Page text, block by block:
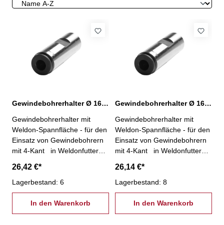
Gewindebohrerhalter Ø 16 / 3,5 mm
Gewindebohrerhalter mit
Weldon-Spannfläche - für den
Einsatz von Gewindebohrern
mit 4-Kant in Weldonfuttern -
16 mm d: 3,5 mm Vierkant:
2,7 mm
26,42 €*
Lagerbestand: 6
In den Warenkorb
Gewindebohrerhalter Ø 16 / 4,0 mm
Gewindebohrerhalter mit
Weldon-Spannfläche - für den
Einsatz von Gewindebohrern
mit 4-Kant in Weldonfuttern -
16 mm d: 4,0 mm Vierkant:
3,0 mm
26,14 €*
Lagerbestand: 8
In den Warenkorb